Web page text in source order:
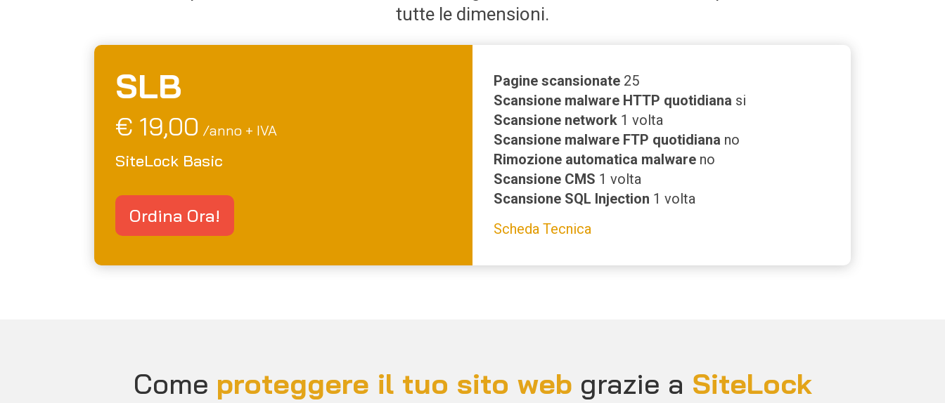
tutte le dimensioni.
SLB
€ 19,00 /anno + IVA
SiteLock Basic
Ordina Ora!
Pagine scansionate 25
Scansione malware HTTP quotidiana si
Scansione network 1 volta
Scansione malware FTP quotidiana no
Rimozione automatica malware no
Scansione CMS 1 volta
Scansione SQL Injection 1 volta
Scheda Tecnica
Come proteggere il tuo sito web grazie a SiteLock